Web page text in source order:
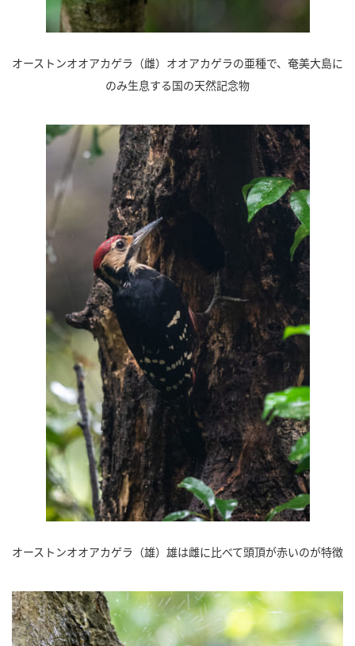
オーストンオオアカゲラ（雌）オオアカゲラの亜種で、奄美大島に
のみ生息する国の天然記念物
オーストンオオアカゲラ（雄）雄は雌に比べて頭頂が赤いのが特徴